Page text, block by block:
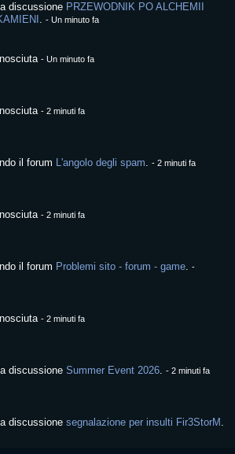
discussione PRZEWODNIK PO ALCHEMII
. - Un minuto fa
- Un minuto fa
- 2 minuti fa
il forum L'angolo degli spam. - 2 minuti fa
- 2 minuti fa
il forum Problemi sito - forum - game. -
- 2 minuti fa
discussione Summer Event 2026. - 2 minuti fa
discussione segnalazione per insulti Fir3StorM .